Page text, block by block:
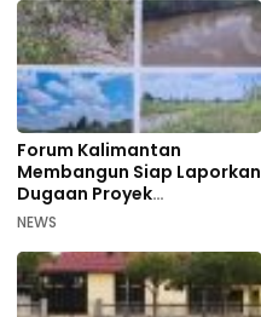
Forum Kalimantan
Membangun Siap Laporkan
Dugaan Proyek
Bermasalah PUPR Kalteng
NEWS